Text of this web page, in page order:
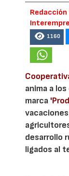
1160
anima a
marca
desarrollo
ligados al